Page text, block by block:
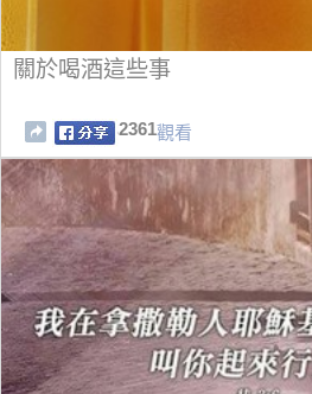
關於喝酒這些事
2361觀看